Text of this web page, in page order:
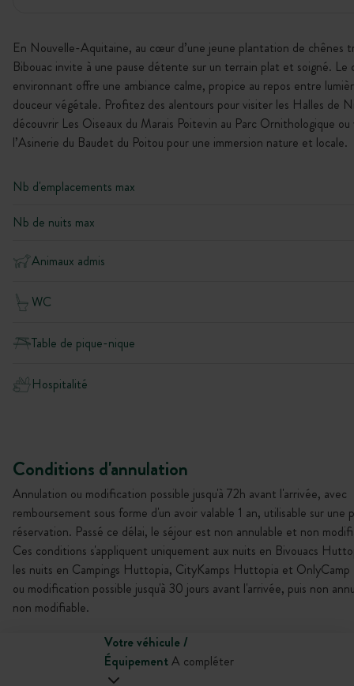
En Nouvelle-Aquitaine, au cœur d’une jeune plantation de chênes
Bibouac invite à une pause détente sur un terrain plat et soigné. Le
environnant offre une ambiance calme, propice au repos entre
douceur végétale. Profitez des alentours pour visiter les Halles de
découvrir Les Oiseaux du Marais Poitevin au Parc Ornithologique
l’Asinerie du Baudet du Poitou pour une immersion nature et locale.
Nb d'emplacements max
Nb de nuits max
Animaux admis
WC
Table de pique-nique
Hospitalité
Conditions d'annulation
Annulation ou modification possible jusqu'à 72h avant l'arrivée, avec
remboursement sous forme d'un avoir valable 1 an, utilisable sur une
réservation. Passé ce délai, le séjour est non annulable et non
Ces conditions s'appliquent uniquement aux nuits en Bivouacs
les nuits en Campings Huttopia, CityKamps Huttopia et OnlyCamp
ou modification possible jusqu'à 30 jours avant l'arrivée, puis non
non modifiable.
Votre véhicule /
ÉquipementA compléter